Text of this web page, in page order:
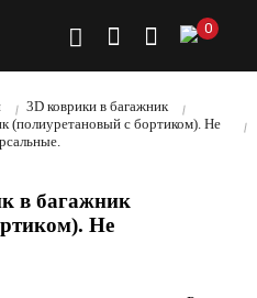
0
3D коврики в багажник
(полиуретановый с бортиком). Не
в багажник
Не